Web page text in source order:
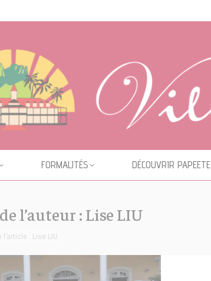
FORMALITÉS DÉCOUVRIR PAPEETE
l’auteur : Lise LIU
l’article : Lise LIU